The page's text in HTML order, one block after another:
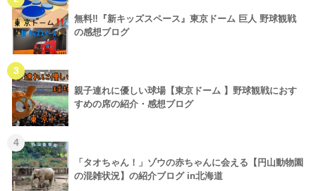
無料‼『新キッズスペース』東京ドーム 巨人 野球観戦
の感想ブログ
3
親子連れに優しい球場【東京ドーム 】野球観戦におす
すめの席の紹介・感想ブログ
4
「タオちゃん！」ゾウの赤ちゃんに会える【円山動物園
の混雑状況】の紹介ブログ in北海道